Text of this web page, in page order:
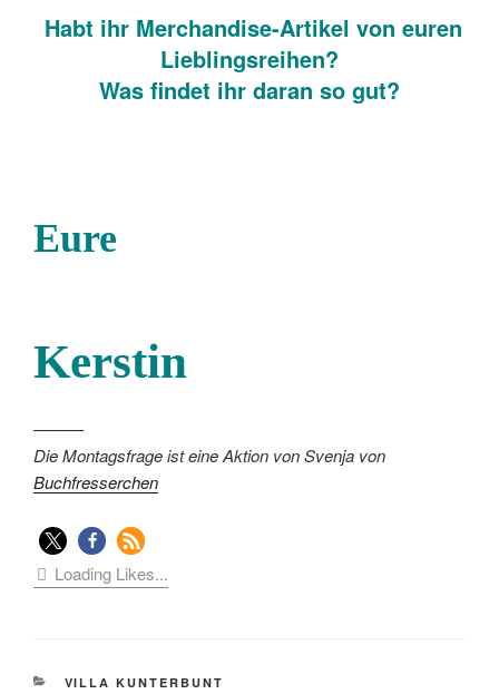
Habt ihr Merchandise-Artikel von euren
Lieblingsreihen?
Was findet ihr daran so gut?
Eure
Kerstin
———
Die Montagsfrage ist eine Aktion von Svenja von
Buchfresserchen
Loading Likes...
KATEGORIEN
VILLA KUNTERBUNT